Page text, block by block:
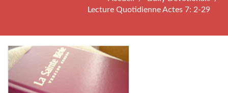
Lecture Quotidienne Actes 7: 2-29